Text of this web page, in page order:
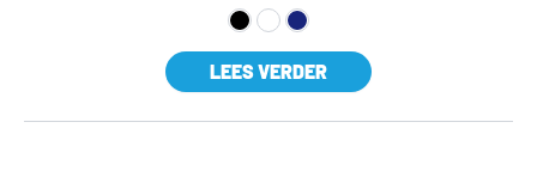
LEES VERDER